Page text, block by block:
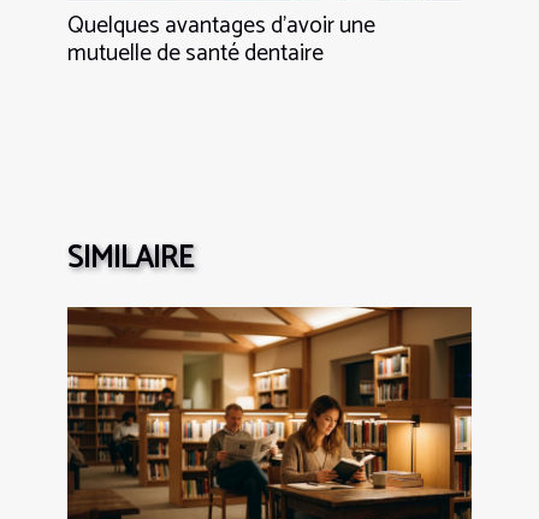
Quelques avantages d’avoir une
mutuelle de santé dentaire
SIMILAIRE